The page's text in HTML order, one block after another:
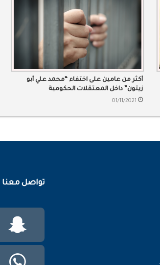
أكثر من عامين على اختفاء “محمد علي أبو
زيتون” داخل المعتقلات الحكومية
01/11/2021
تواصل معنا